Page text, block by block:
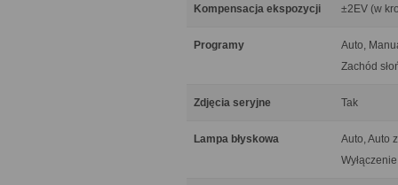
Kompensacja ekspozycji ±2EV (w
Programy
Auto,
Zachód
Zdjęcia seryjne Tak
Lampa błyskowa
Auto, Auto
Wyłączenie